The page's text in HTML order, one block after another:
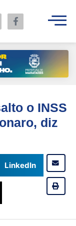
o INSS
diz
LinkedIn